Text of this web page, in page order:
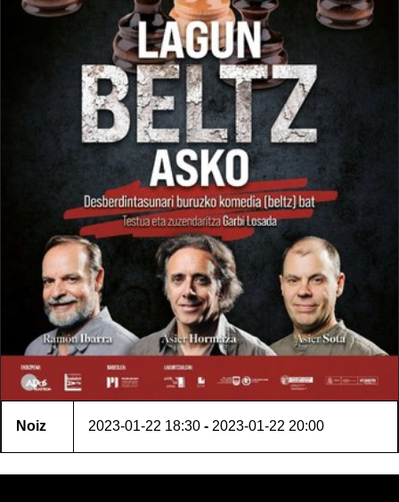
Noiz 2023-01-22 18:30 - 2023-01-22 20:00